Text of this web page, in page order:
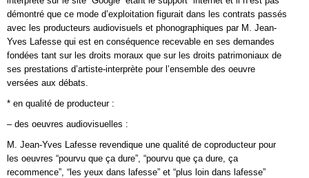
démontré que ce mode d’exploitation figurait dans les contrats passés
avec les producteurs audiovisuels et phonographiques par M. Jean-
Yves Lafesse qui est en conséquence recevable en ses demandes
fondées tant sur les droits moraux que sur les droits patrimoniaux de
ses prestations d’artiste-interprète pour l’ensemble des oeuvre
versées aux débats.
* en qualité de producteur :
– des oeuvres audiovisuelles :
M. Jean-Yves Lafesse revendique une qualité de coproducteur pour
les oeuvres “pourvu que ça dure”, “pourvu que ça dure, ça
recommence”, “les yeux dans lafesse” et “plus loin dans lafesse”